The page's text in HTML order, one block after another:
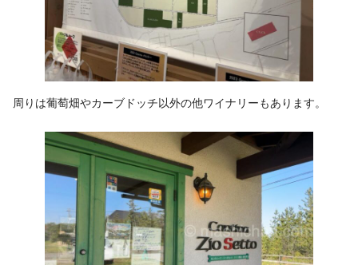
周りは葡萄畑やカーブドッチ以外の他ワイナリーもあります。